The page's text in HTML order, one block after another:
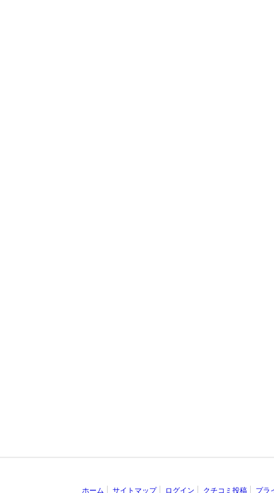
ホーム サイトマップ ログイン クチコミ投稿 プラ